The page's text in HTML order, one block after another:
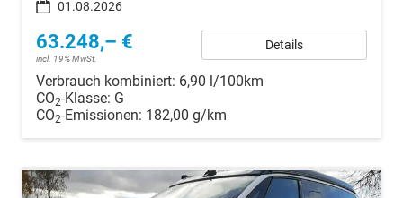
01.08.2026
63.248,– €
incl. 19% MwSt.
Details
Verbrauch kombiniert: 6,90 l/100km
CO2-Klasse: G
CO2-Emissionen: 182,00 g/km